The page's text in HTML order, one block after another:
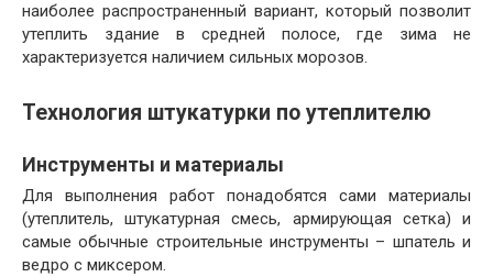
наиболее распространенный вариант, который позволит
утеплить здание в средней полосе, где зима не
характеризуется наличием сильных морозов.
Технология штукатурки по утеплителю
Инструменты и материалы
Для выполнения работ понадобятся сами материалы
(утеплитель, штукатурная смесь, армирующая сетка) и
самые обычные строительные инструменты – шпатель и
ведро с миксером.